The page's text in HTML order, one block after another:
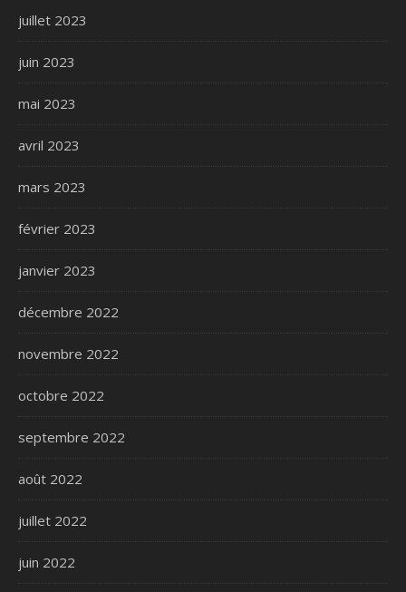
juillet 2023
juin 2023
mai 2023
avril 2023
mars 2023
février 2023
janvier 2023
décembre 2022
novembre 2022
octobre 2022
septembre 2022
août 2022
juillet 2022
juin 2022